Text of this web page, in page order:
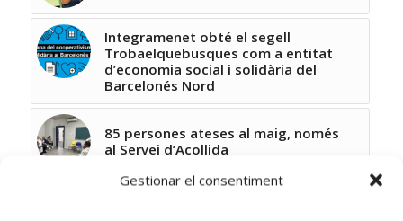
Gestionar el consentiment
Integramenet obté el segell
Trobaelquebusques com a entitat
d’economia social i solidària del
Barcelonés Nord
85 persones ateses al maig, només
al Servei d’Acollida